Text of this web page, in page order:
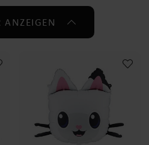
ergänzen Sie die Dekoration mit
funkelndem Konfetti für eine
Partyatmosphäre.
auch Tortendekorationen,
im Gabby’s Dollhouse-Stil,
oder kleine Kekse in Form von
und Katzenohren.
ist nicht komplett ohne eine
Sie die Kinder ihre eigenen
ANZEIGEN